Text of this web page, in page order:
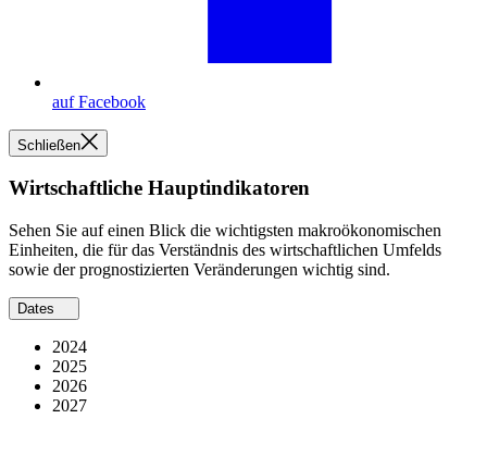
auf Facebook
Schließen
Wirtschaftliche Hauptindikatoren
Sehen Sie auf einen Blick die wichtigsten makroökonomischen
Einheiten, die für das Verständnis des wirtschaftlichen Umfelds
sowie der prognostizierten Veränderungen wichtig sind.
Dates
2024
2025
2026
2027